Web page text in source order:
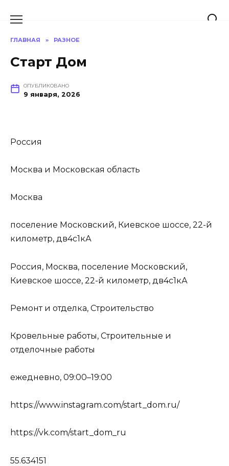
ГЛАВНАЯ » РАЗНОЕ
Старт Дом
ОПУБЛИКОВАНО
9 января, 2026
Россия
Москва и Московская область
Москва
поселение Московский, Киевское шоссе, 22-й
километр, дв4с1кА
Россия, Москва, поселение Московский,
Киевское шоссе, 22-й километр, дв4с1кА
Ремонт и отделка, Строительство
Кровельные работы, Строительные и
отделочные работы
ежедневно, 09:00–19:00
https://www.instagram.com/start_dom.ru/
https://vk.com/start_dom_ru
55.634151